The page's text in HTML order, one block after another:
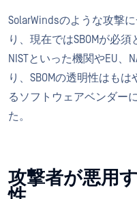
SolarWindsのような攻撃
り、現在ではSBOMが必須
NISTといった機関やEU、
り、SBOMの透明性はも
るソフトウェアベンダー
た。
攻撃者が悪用